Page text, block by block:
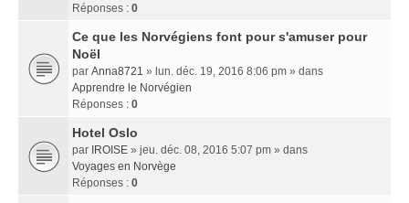
Réponses : 0
Ce que les Norvégiens font pour s'amuser pour
Noël
par Anna8721 » lun. déc. 19, 2016 8:06 pm » dans
Apprendre le Norvégien
Réponses : 0
Hotel Oslo
par IROISE » jeu. déc. 08, 2016 5:07 pm » dans
Voyages en Norvège
Réponses : 0